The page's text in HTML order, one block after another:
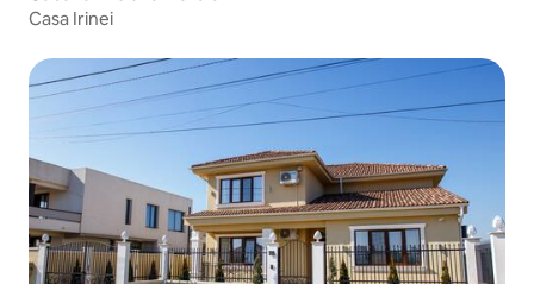
Casa Irinei